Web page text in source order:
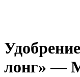
лонг» —